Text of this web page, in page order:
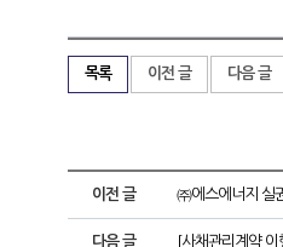
목록 이전 글 다음 글
이전 글 ㈜에스에너지 실
다음 글 [사채관리계약